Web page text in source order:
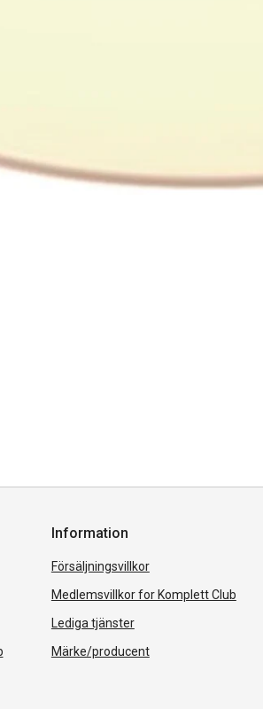
Information
Försäljningsvillkor
Medlemsvillkor for Komplett Club
Lediga tjänster
Märke/producent